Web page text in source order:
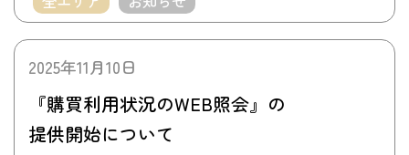
2025年11月10日
『購買利用状況のWEB照会』の
提供開始について